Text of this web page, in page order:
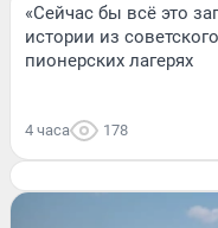
«Сейчас бы всё это
истории из
пионерских лагерях
4 часа 178